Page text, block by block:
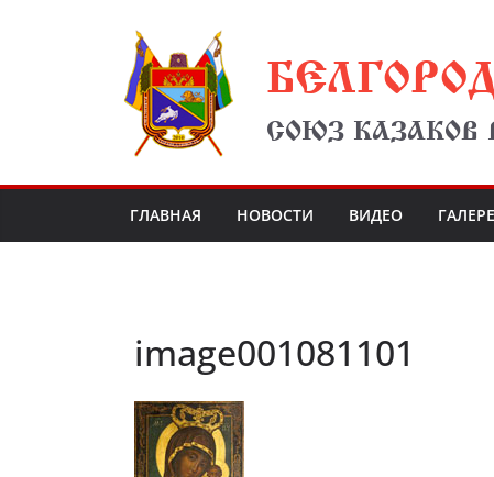
СОЮЗ КАЗАКОВ
ГЛАВНАЯ НОВОСТИ ВИДЕО
image001081101